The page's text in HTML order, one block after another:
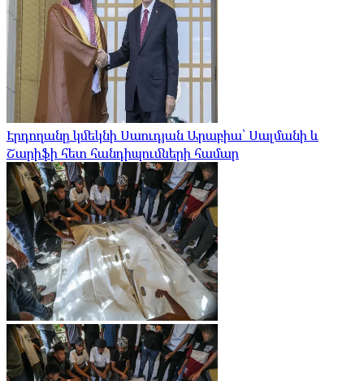
Էրդողանը կմեկնի Սաուդյան Արաբիա՝ Սալմանի և
Շարիֆի հետ հանդիպումների համար